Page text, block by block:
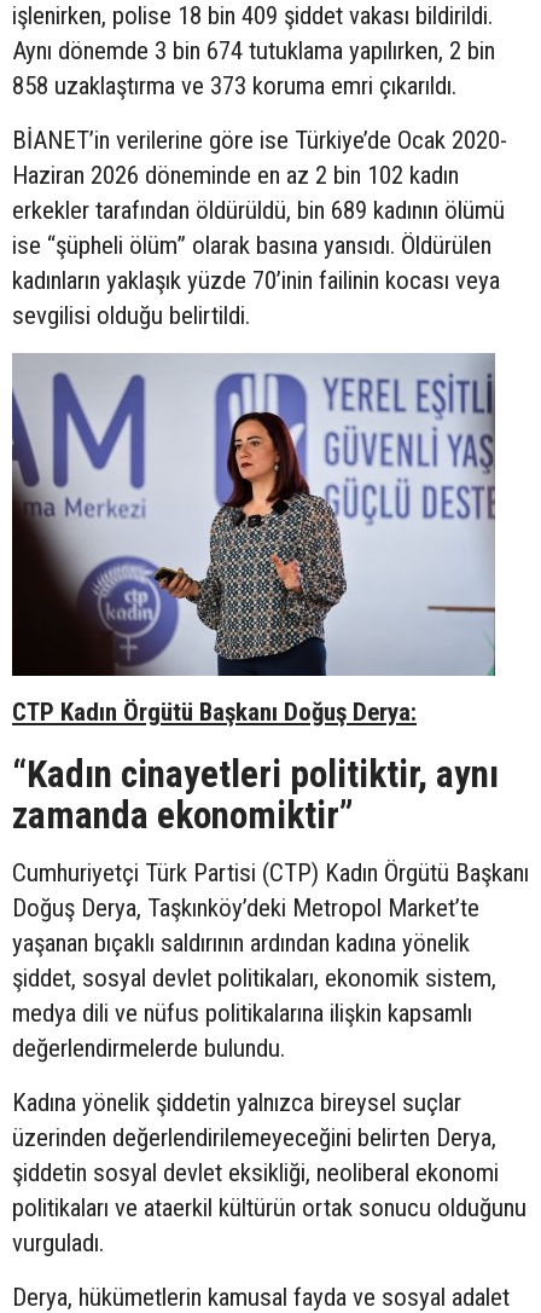
işlenirken, polise 18 bin 409 şiddet vakası bildirildi.
Aynı dönemde 3 bin 674 tutuklama yapılırken, 2 bin
858 uzaklaştırma ve 373 koruma emri çıkarıldı.
BİANET’in verilerine göre ise Türkiye’de Ocak 2020-
Haziran 2026 döneminde en az 2 bin 102 kadın
erkekler tarafından öldürüldü, bin 689 kadının ölümü
ise “şüpheli ölüm” olarak basına yansıdı. Öldürülen
kadınların yaklaşık yüzde 70’inin failinin kocası veya
sevgilisi olduğu belirtildi.
CTP Kadın Örgütü Başkanı Doğuş Derya:
“Kadın cinayetleri politiktir, aynı
zamanda ekonomiktir”
Cumhuriyetçi Türk Partisi (CTP) Kadın Örgütü Başkanı
Doğuş Derya, Taşkınköy’deki Metropol Market’te
yaşanan bıçaklı saldırının ardından kadına yönelik
şiddet, sosyal devlet politikaları, ekonomik sistem,
medya dili ve nüfus politikalarına ilişkin kapsamlı
değerlendirmelerde bulundu.
Kadına yönelik şiddetin yalnızca bireysel suçlar
üzerinden değerlendirilemeyeceğini belirten Derya,
şiddetin sosyal devlet eksikliği, neoliberal ekonomi
politikaları ve ataerkil kültürün ortak sonucu olduğunu
vurguladı.
Derya, hükümetlerin kamusal fayda ve sosyal adalet